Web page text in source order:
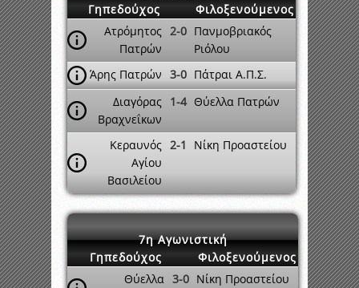
Γηπεδούχος
Φιλοξενούμενος
Ατρόμητος
Πατρών
2-0 Πανμοβριακός
Ριόλου
Άρης Πατρών 3-0 Πάτραι Α.Π.Σ.
Διαγόρας
Βραχνεΐκων
1-4 Θύελλα Πατρών
Κεραυνός
Αγίου
Βασιλείου
2-1 Νίκη Προαστείου
7η Αγωνιστική
Γηπεδούχος
Φιλοξενούμενος
Θύελλα 3-0 Νίκη Προαστείου